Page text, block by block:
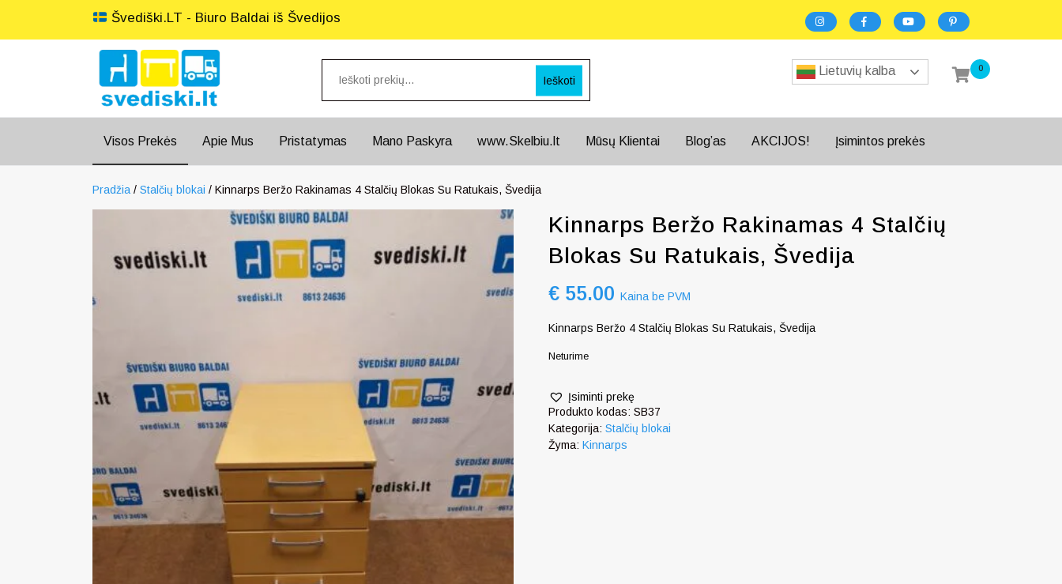
Švediški.LT - Biuro Baldai iš Švedijos
Ieškoti
Lietuvių kalba 0
Visos Prekės Apie Mus Pristatymas Mano Paskyra www.Skelbiu.lt Mūsų Klientai Blog’as AKCIJOS! Įsimintos prekės
Pradžia / Stalčių blokai / Kinnarps Beržo Rakinamas 4 Stalčių Blokas Su Ratukais, Švedija
Kinnarps Beržo Rakinamas 4 Stalčių
Blokas Su Ratukais, Švedija
€ 55.00 Kaina be PVM
Kinnarps Beržo 4 Stalčių Blokas Su Ratukais, Švedija
Neturime
Įsiminti prekę
Produkto kodas:SB37
Kategorija:Stalčių blokai
Žyma:Kinnarps